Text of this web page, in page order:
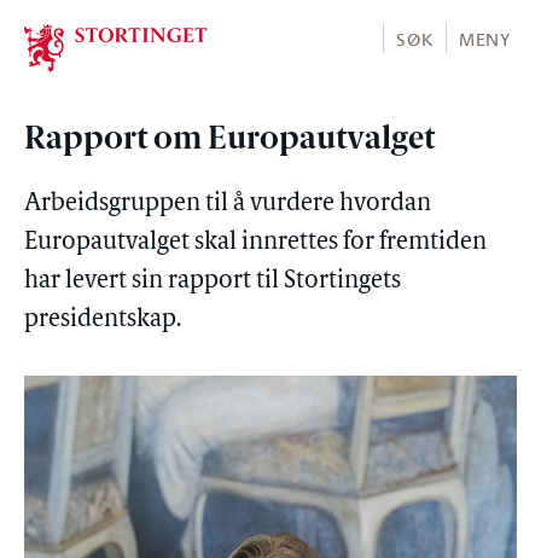
Stortinget.no
SØK MENY
Rapport om Europautvalget
Arbeidsgruppen til å vurdere hvordan
Europautvalget skal innrettes for fremtiden
har levert sin rapport til Stortingets
presidentskap.